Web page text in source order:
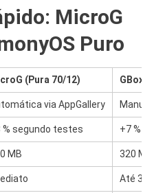
MicroG
Puro
(Pura 70/12) GBox
via AppGallery Manual
% segundo testes +7 %
MB 320 MB
Até 30